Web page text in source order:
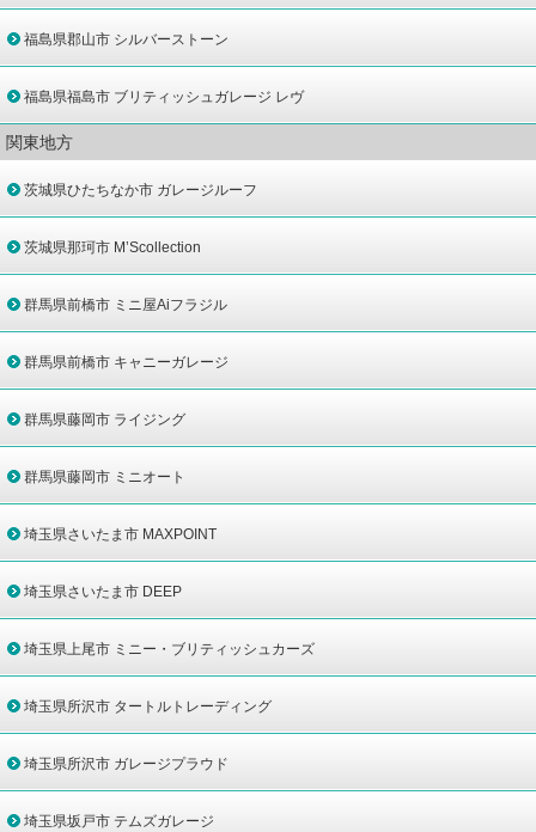
福島県郡山市 シルバーストーン
福島県福島市 ブリティッシュガレージ レヴ
関東地方
茨城県ひたちなか市 ガレージルーフ
茨城県那珂市 M’Scollection
群馬県前橋市 ミニ屋Aiフラジル
群馬県前橋市 キャニーガレージ
群馬県藤岡市 ライジング
群馬県藤岡市 ミニオート
埼玉県さいたま市 MAXPOINT
埼玉県さいたま市 DEEP
埼玉県上尾市 ミニー・ブリティッシュカーズ
埼玉県所沢市 タートルトレーディング
埼玉県所沢市 ガレージプラウド
埼玉県坂戸市 テムズガレージ